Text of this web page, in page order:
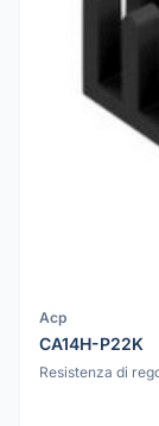
Acp
CA14H-P22K
Resistenza di